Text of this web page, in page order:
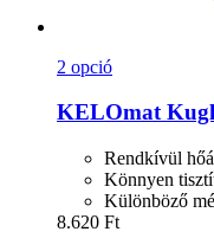
2 opció
KELOmat
Rendkívül
Könnyen
Különböző
8.620 Ft